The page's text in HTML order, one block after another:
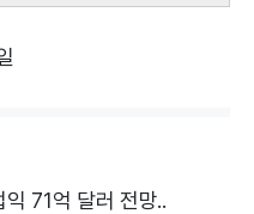
71억 달러 전망..